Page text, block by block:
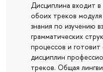
Дисциплина входит в
обоих треков модуля
знания по изучению
грамматических
процессов и
дисциплин
треков. Общая